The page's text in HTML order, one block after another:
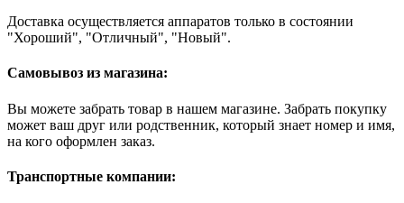
Доставка осуществляется аппаратов только в состоянии
"Хороший", "Отличный", "Новый".
Самовывоз из магазина:
Вы можете забрать товар в нашем магазине. Забрать покупку
может ваш друг или родственник, который знает номер и имя,
на кого оформлен заказ.
Транспортные компании: